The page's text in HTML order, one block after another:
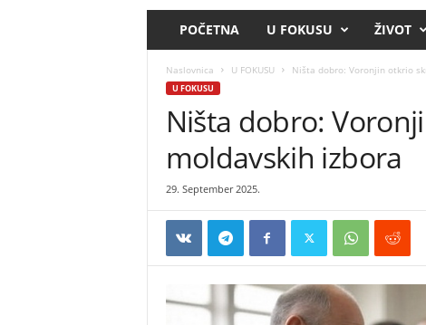
POČETNA U FOKUSU ŽIVOT
Naslovnica U FOKUSU Ništa dobro: Voronjin otkrio
U FOKUSU
Ništa dobro:
moldavskih izbora
29. September 2025.